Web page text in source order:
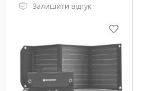
Залишити відгук
мм
Монтування:
Екваторіальне